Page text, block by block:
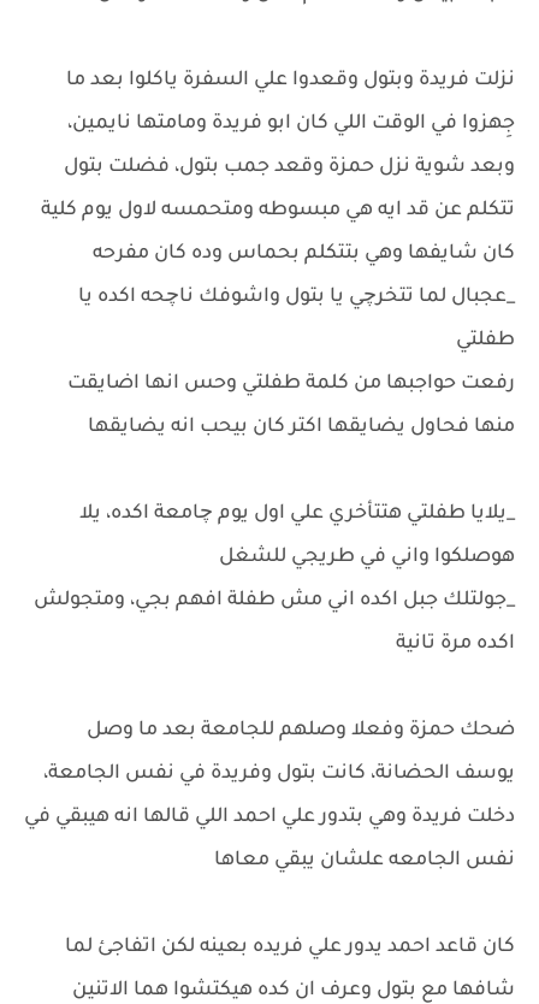
نزلت فريدة وبتول وقعدوا علي السفرة ياكلوا بعد ما
جِهزوا في الوقت اللي كان ابو فريدة ومامتها نايمين،
وبعد شوية نزل حمزة وقعد جمب بتول، فضلت بتول
تتكلم عن قد ايه هي مبسوطه ومتحمسه لاول يوم كلية
كان شايفها وهي بتتكلم بحماس وده كان مفرحه
_عجبال لما تتخرچي يا بتول واشوفك ناچحه اكده يا
طفلتي
رفعت حواجبها من كلمة طفلتي وحس انها اضايقت
منها فحاول يضايقها اكتر كان بيحب انه يضايقها
_يلايا طفلتي هتتأخري علي اول يوم چامعة اكده، يلا
هوصلكوا واني في طريجي للشغل
_جولتلك جبل اكده اني مش طفلة افهم بجي، ومتجولش
اكده مرة تانية
ضحك حمزة وفعلا وصلهم للجامعة بعد ما وصل
يوسف الحضانة، كانت بتول وفريدة في نفس الجامعة،
دخلت فريدة وهي بتدور علي احمد اللي قالها انه هيبقي في
نفس الجامعه علشان يبقي معاها
كان قاعد احمد يدور علي فريده بعينه لكن اتفاجئ لما
شافها مع بتول وعرف ان كده هيكتشوا هما الاتنين